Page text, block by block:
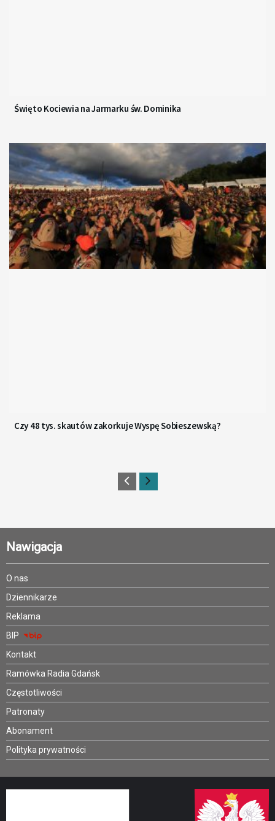
Święto Kociewia na Jarmarku św. Dominika
Czy 48 tys. skautów zakorkuje Wyspę Sobieszewską?
Nawigacja
O nas
Dziennikarze
Reklama
BIP
Kontakt
Ramówka Radia Gdańsk
Częstotliwości
Patronaty
Abonament
Polityka prywatności